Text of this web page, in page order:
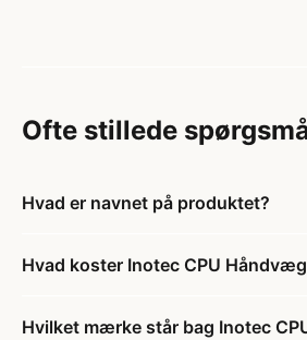
Ofte stillede
Hvad er navnet på produktet?
Hvad koster Inotec CPU
Hvilket mærke står bag Inotec